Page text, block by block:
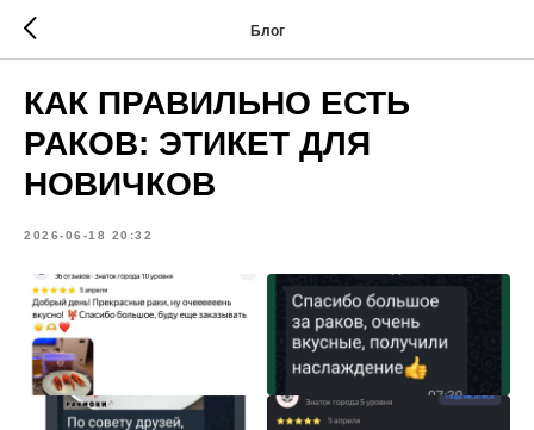
Блог
КАК ПРАВИЛЬНО ЕСТЬ
РАКОВ: ЭТИКЕТ ДЛЯ
НОВИЧКОВ
2026-06-18 20:32